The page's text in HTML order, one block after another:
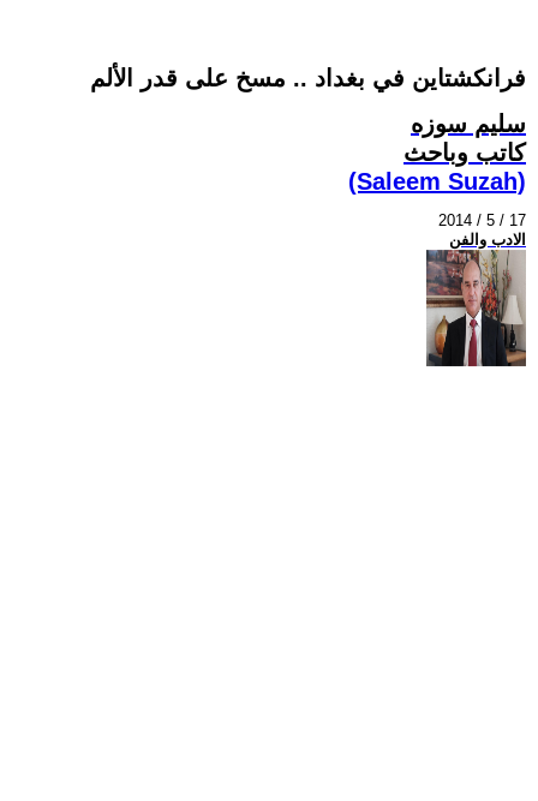
فرانكشتاين في بغداد .. مسخ على قدر الألم
سليم سوزه
كاتب وباحث
(Saleem Suzah)
2014 / 5 / 17
الادب والفن